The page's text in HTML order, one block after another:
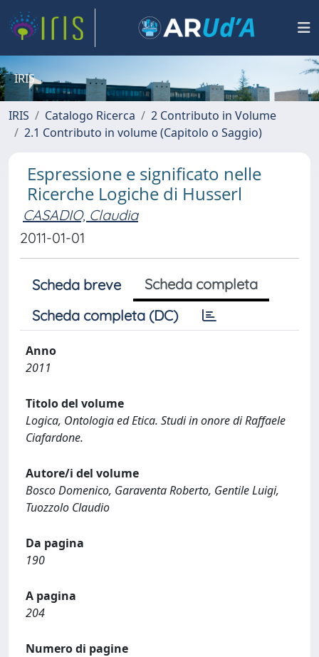
IRIS
IRIS Catalogo Ricerca
2 Contributo in Volume
2.1 Contributo in volume (Capitolo o Saggio)
Espressione e significato nelle
Ricerche Logiche di Husserl
CASADIO, Claudia
2011-01-01
Scheda breve
Scheda completa
Scheda completa (DC)
Anno
2011
Titolo del volume
Logica, Ontologia ed Etica. Studi in onore di Raffaele
Ciafardone.
Autore/i del volume
Bosco Domenico, Garaventa Roberto, Gentile Luigi,
Tuozzolo Claudio
Da pagina
190
A pagina
204
Numero di pagine